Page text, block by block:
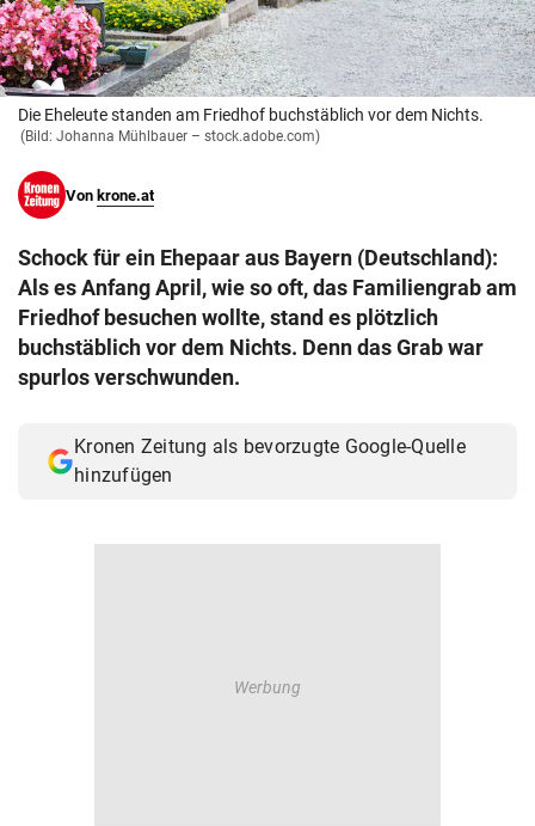
© Krone Multimedia GmbH & Co KG 2026
Muthgasse 2, 1190 Wien
Die Eheleute standen am Friedhof buchstäblich vor dem Nichts.
(Bild: Johanna Mühlbauer – stock.adobe.com)
Von krone.at
Schock für ein Ehepaar aus Bayern (Deutschland):
Als es Anfang April, wie so oft, das Familiengrab am
Friedhof besuchen wollte, stand es plötzlich
buchstäblich vor dem Nichts. Denn das Grab war
spurlos verschwunden.
Kronen Zeitung als bevorzugte Google-Quelle
hinzufügen